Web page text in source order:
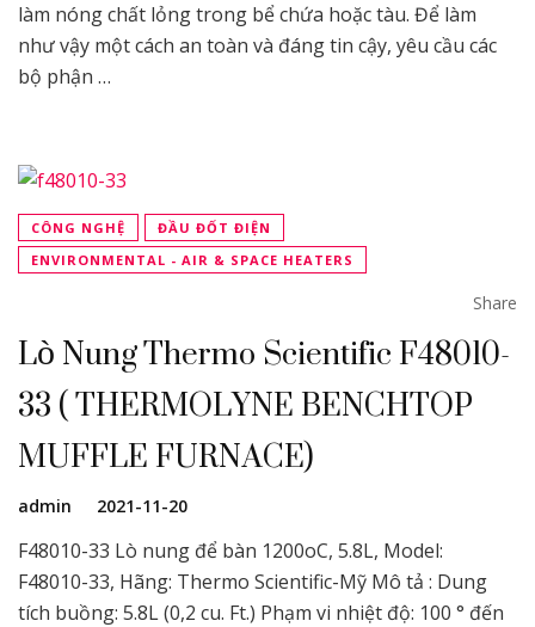
làm nóng chất lỏng trong bể chứa hoặc tàu. Để làm
như vậy một cách an toàn và đáng tin cậy, yêu cầu các
bộ phận …
CÔNG NGHỆ
ĐẦU ĐỐT ĐIỆN
ENVIRONMENTAL - AIR & SPACE HEATERS
Share
Lò Nung Thermo Scientific F48010-
33 ( THERMOLYNE BENCHTOP
MUFFLE FURNACE)
admin 2021-11-20
F48010-33 Lò nung để bàn 1200oC, 5.8L, Model:
F48010-33, Hãng: Thermo Scientific-Mỹ Mô tả : Dung
tích buồng: 5.8L (0,2 cu. Ft.) Phạm vi nhiệt độ: 100 ° đến